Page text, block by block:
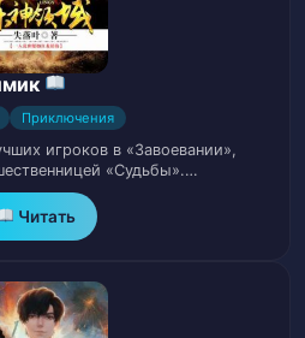
только для монстров
яркий король
1)
яркий король
яркий король
Приключения
игроков в «Завоевании»,
«Судьбы».…
Читать